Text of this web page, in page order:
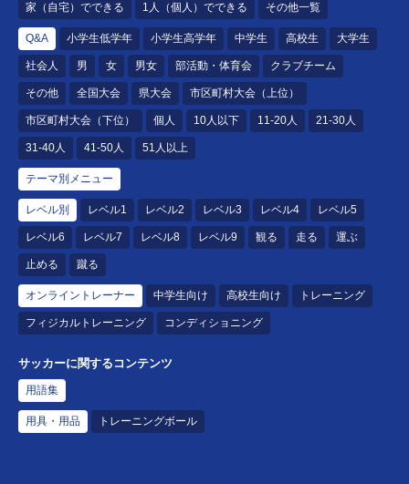
家（自宅）でできる 1人（個人）でできる その他一覧
Q&A 小学生低学年 小学生高学年 中学生 高校生 大学生
社会人 男 女 男女 部活動・体育会 クラブチーム
その他 全国大会 県大会 市区町村大会（上位）
市区町村大会（下位） 個人 10人以下 11-20人 21-30人
31-40人 41-50人 51人以上
テーマ別メニュー
レベル別 レベル1 レベル2 レベル3 レベル4 レベル5
レベル6 レベル7 レベル8 レベル9 観る 走る 運ぶ
止める 蹴る
オンライントレーナー 中学生向け 高校生向け トレーニング
フィジカルトレーニング コンディショニング
サッカーに関するコンテンツ
用語集
用具・用品 トレーニングボール